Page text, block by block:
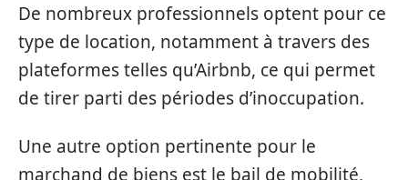
De nombreux professionnels optent pour ce
type de location, notamment à travers des
plateformes telles qu’Airbnb, ce qui permet
de tirer parti des périodes d’inoccupation.
Une autre option pertinente pour le
marchand de biens est le bail de mobilité,